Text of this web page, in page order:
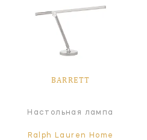
BARRETT
Настольная лампа
Ralph Lauren Home